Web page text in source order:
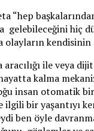
“hep
gelebileceğini hiç
olayların
aracılığı ile veya
kalma
insan otomatik bir
bir yaşantıyı
ben öyle